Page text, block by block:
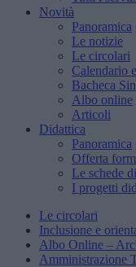
Novità
Panoramica
Le notizie
Le circolari
Calendario
Bacheca
Albo online
Articoli
Didattica
Panoramica
Offerta
Le schede
I progetti
Le circolari
Inclusione e
Albo Online –
Amministrazione